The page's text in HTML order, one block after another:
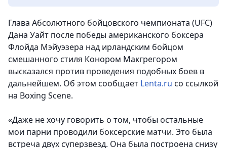
Глава Абсолютного бойцовского чемпионата (UFC)
Дана Уайт после победы американского боксера
Флойда Мэйуэзера над ирландским бойцом
смешанного стиля Конором Макгрегором
высказался против проведения подобных боев в
дальнейшем. Об этом сообщает Lenta.ru со ссылкой
на Boxing Scene.
«Даже не хочу говорить о том, чтобы остальные
мои парни проводили боксерские матчи. Это была
встреча двух суперзвезд. Она была построена снизу